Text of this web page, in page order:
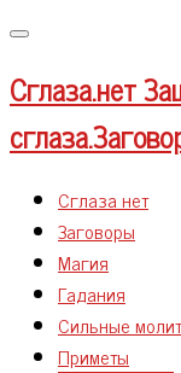
Меню
Сглаза.нет
Сглаза нет
Заговоры
Магия
Гадания
Сильные
Приметы